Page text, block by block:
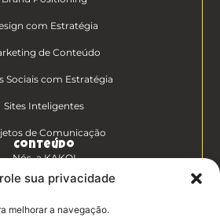
sua privacidade
melhorar a navegação.
com Estratégia
de Conteúdo
Sociais com Estratégia
Sites Inteligentes
de Comunicação
Conteúdo
Nós, a KAKOI
Clientes KAKOI
KAKOICast